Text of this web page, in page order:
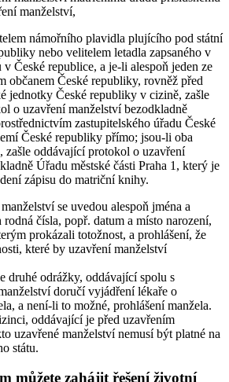
manželství,
námořního plavidla plujícího pod státní
nebo velitelem letadla zapsaného v
České republice, a je-li alespoň jeden ze
občanem České republiky, rovněž před
jednotky České republiky v cizině, zašle
o uzavření manželství bezodkladně
zastupitelského úřadu České
České republiky přímo; jsou-li oba
zašle oddávající protokol o uzavření
Úřadu městské části Praha 1, který je
zápisu do matriční knihy.
se uvedou alespoň jména a
čísla, popř. datum a místo narození,
prokázali totožnost, a prohlášení, že
které by uzavření manželství
druhé odrážky, oddávající spolu s
doručí vyjádření lékaře o
a není-li to možné, prohlášení manžela.
oddávající je před uzavřením
uzavřené manželství nemusí být platné na
státu.
můžete zahájit řešení životní